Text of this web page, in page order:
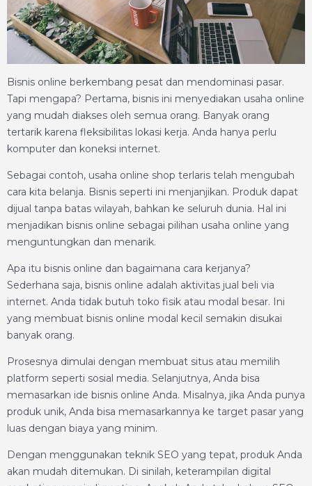
Bisnis online berkembang pesat dan mendominasi pasar.
Tapi mengapa? Pertama, bisnis ini menyediakan usaha online
yang mudah diakses oleh semua orang. Banyak orang
tertarik karena fleksibilitas lokasi kerja. Anda hanya perlu
komputer dan koneksi internet.
Sebagai contoh, usaha online shop terlaris telah mengubah
cara kita belanja. Bisnis seperti ini menjanjikan. Produk dapat
dijual tanpa batas wilayah, bahkan ke seluruh dunia. Hal ini
menjadikan bisnis online sebagai pilihan usaha online yang
menguntungkan dan menarik.
Apa itu bisnis online dan bagaimana cara kerjanya?
Sederhana saja, bisnis online adalah aktivitas jual beli via
internet. Anda tidak butuh toko fisik atau modal besar. Ini
yang membuat bisnis online modal kecil semakin disukai
banyak orang.
Prosesnya dimulai dengan membuat situs atau memilih
platform seperti sosial media. Selanjutnya, Anda bisa
memasarkan ide bisnis online Anda. Misalnya, jika Anda punya
produk unik, Anda bisa memasarkannya ke target pasar yang
luas dengan biaya yang minim.
Dengan menggunakan teknik SEO yang tepat, produk Anda
akan mudah ditemukan. Di sinilah, keterampilan digital